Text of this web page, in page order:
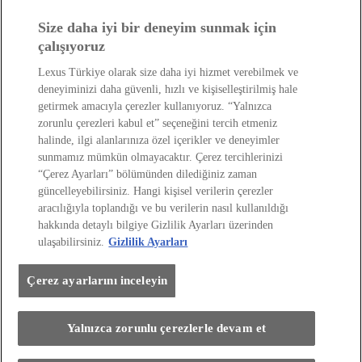
Site PolitikasıKişisel Veri Paylaşımı Ve İletişim İzni
Kişisel Verilerin KorunmasıSayfadaki ÇerezlerÇevre
Yakıt Ekonomisi Ve Co2 EmisyonuLexus International
Web Sitesi Erişilebilirlik Beyanı
Her hakkı saklıdır. © Lexus 2026
Size daha iyi bir deneyim sunmak için
çalışıyoruz
Lexus Türkiye olarak size daha iyi hizmet verebilmek ve
deneyiminizi daha güvenli, hızlı ve kişiselleştirilmiş hale
getirmek amacıyla çerezler kullanıyoruz. “Yalnızca
zorunlu çerezleri kabul et” seçeneğini tercih etmeniz
halinde, ilgi alanlarınıza özel içerikler ve deneyimler
sunmamız mümkün olmayacaktır. Çerez tercihlerinizi
“Çerez Ayarları” bölümünden dilediğiniz zaman
güncelleyebilirsiniz. Hangi kişisel verilerin çerezler
aracılığıyla toplandığı ve bu verilerin nasıl kullanıldığı
hakkında detaylı bilgiye Gizlilik Ayarları üzerinden
ulaşabilirsiniz. Gizlilik Ayarları
Çerez ayarlarını inceleyin
Yalnızca zorunlu çerezlerle devam et